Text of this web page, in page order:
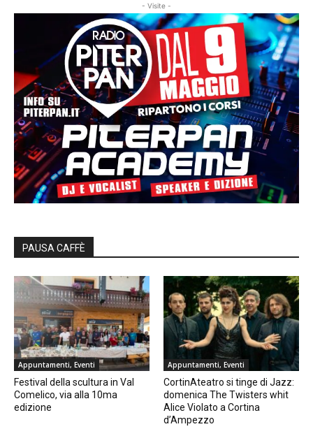
- Visite -
PAUSA CAFFÈ
Appuntamenti, Eventi
Festival della scultura in Val
Comelico, via alla 10ma
edizione
Appuntamenti, Eventi
CortinAteatro si tinge di Jazz:
domenica The Twisters whit
Alice Violato a Cortina
d’Ampezzo